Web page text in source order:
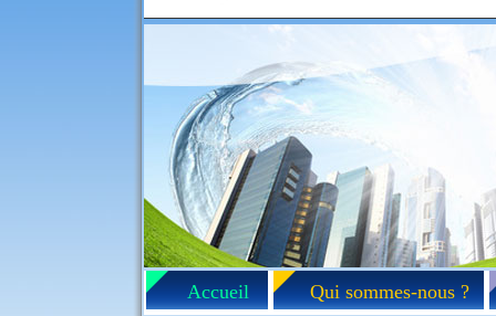
Accueil Qui sommes-nous ?